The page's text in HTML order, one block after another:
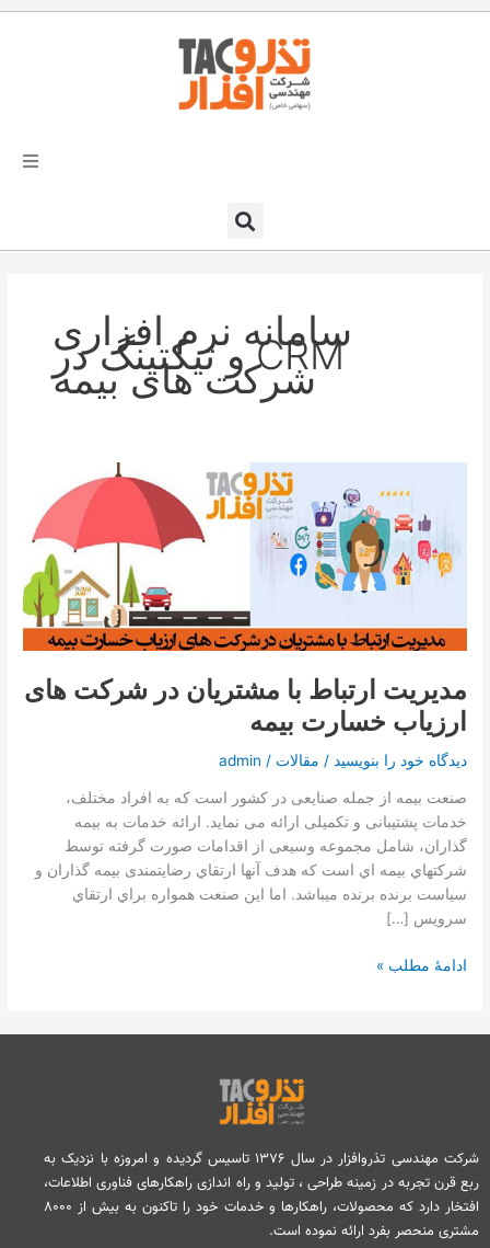
رفتن
درخواست دمو
سامانه نرم افزاری
CRM و تیکتینگ در
شرکت های بیمه
مدیریت ارتباط با مشتریان در شرکت های
ارزیاب خسارت بیمه
دیدگاه‌ خود را بنویسید / مقالات /
admin
صنعت بيمه از جمله صنایعی در کشور است كه به افراد مختلف،
خدمات پشتيبانی و تکميلی ارائه می نمايد. ارائه خدمات به بيمه
گذاران، شامل مجموعه وسيعی از اقدامات صورت گرفته توسط
شركتهاي بيمه اي است كه هدف آنها ارتقاي رضايتمندی بيمه گذاران و
سیاست برنده برنده میباشد. اما اين صنعت همواره براي ارتقاي
سرويس […]
مشتریان
ارزیاب
بیمه
ادامۀ مطلب »
شرکت مهندسی تذروافزار در سال ۱۳۷۶ تاسیس گردیده و امروزه با نزدیک به
ربع قرن تجربه در زمینه طراحی ، تولید و راه اندازی راهکارهای فناوری اطلاعات،
افتخار دارد که محصولات، راهکارها و خدمات خود را تاکنون به بیش از ۸۰۰۰
مشتری منحصر بفرد ارائه نموده است.